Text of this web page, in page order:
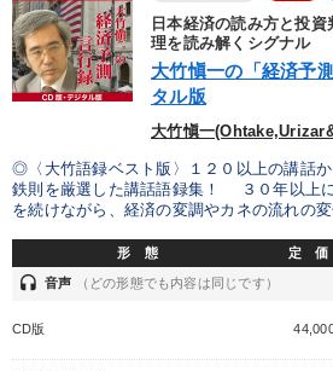
日本経済の読み方と投
理を読み解くシグナル
大竹愼一の「経済予
タル版
大竹愼一
◎〈大竹語録ベスト版〉１２０以上の講話
鉄則を厳選した講話語録集！ ３０年以上
を続けながら、経済の変調やカネの流れの
形 態 定 価
headset 音声 （どの形態でも内容は同じです）
CD版